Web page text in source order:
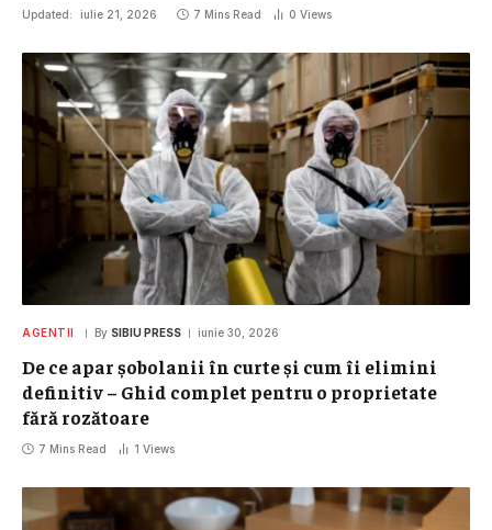
Updated: iulie 21, 2026 7 Mins Read 0 Views
AGENTII By SIBIU PRESS iunie 30, 2026
De ce apar șobolanii în curte și cum îi elimini
definitiv – Ghid complet pentru o proprietate
fără rozătoare
7 Mins Read 1 Views